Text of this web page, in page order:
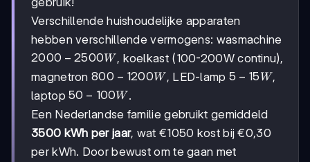
Verschillende huishoudelijke apparaten
hebben verschillende vermogens: wasmachine
2000-
2500W
2000 − 2500W , koelkast (100-200W continu),
magnetron800-
1200W
800 − 1200W , LED-lamp 5-
5 − 15 W,
laptop50-
100W
50 − 100W .
Een Nederlandse familie gebruikt gemiddeld
3500 kWh per jaar, wat €1050 kost bij €0,30
per kWh. Door bewust om te gaan met